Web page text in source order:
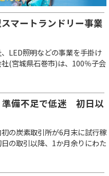
マートランドリー事業
LED照明などの事業を手掛け
(宮城県石巻市)は、100％子会
準備不足で低迷 初日以
の炭素取引所が6月末に試行稼
の取引以降、1か月余りにわた